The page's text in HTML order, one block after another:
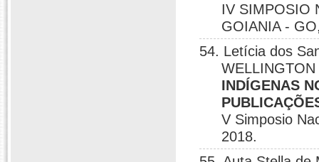
IV SIMPOSIO
GOIANIA -
54. Letícia dos
INDÍGENAS
V Simposio
2018.